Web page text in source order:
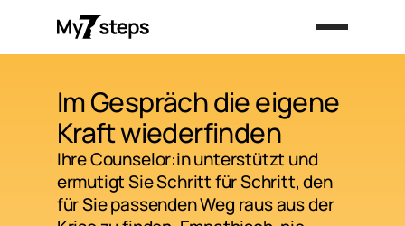
Im Gespräch die eigene
Kraft wiederfinden
Ihre Counselor:in unterstützt und
ermutigt Sie Schritt für Schritt, den
für Sie passenden Weg raus aus der